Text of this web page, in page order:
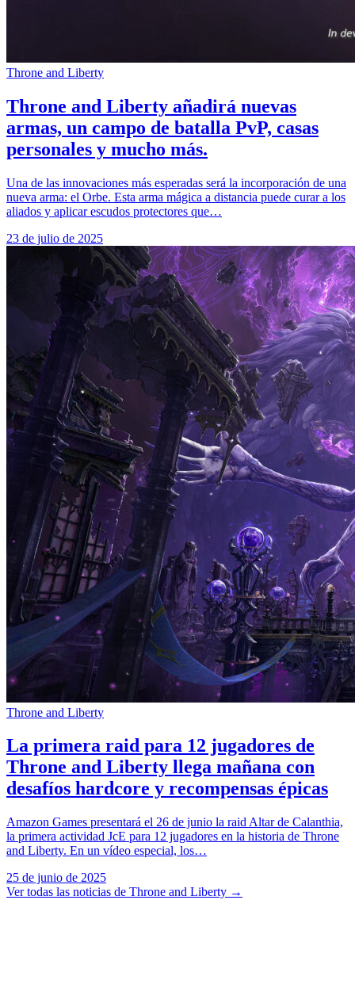
Throne and Liberty
Throne and Liberty añadirá nuevas
armas, un campo de batalla PvP, casas
personales y mucho más.
Una de las innovaciones más esperadas será la incorporación de una
nueva arma: el Orbe. Esta arma mágica a distancia puede curar a los
aliados y aplicar escudos protectores que…
23 de julio de 2025
Throne and Liberty
La primera raid para 12 jugadores de
Throne and Liberty llega mañana con
desafíos hardcore y recompensas épicas
Amazon Games presentará el 26 de junio la raid Altar de Calanthia,
la primera actividad JcE para 12 jugadores en la historia de Throne
and Liberty. En un vídeo especial, los…
25 de junio de 2025
Ver todas las noticias de Throne and Liberty →